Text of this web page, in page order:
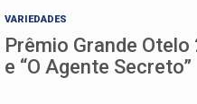
VARIEDADES
Prêmio Grande
e “O Agente Secreto”